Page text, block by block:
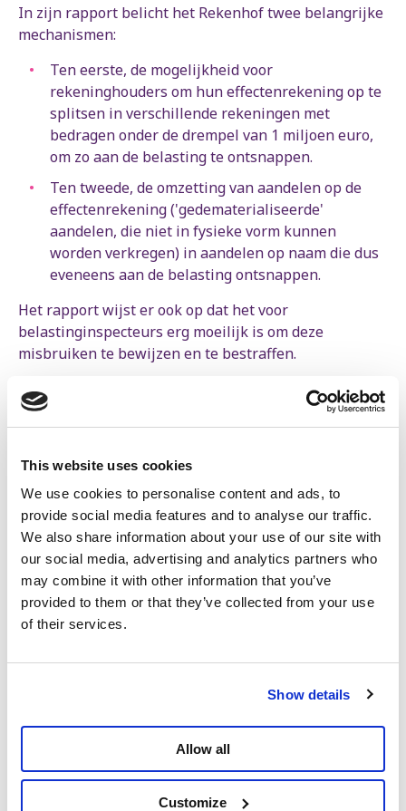
This website uses cookies
We use cookies to personalise content and ads, to
provide social media features and to analyse our traffic.
We also share information about your use of our site with
our social media, advertising and analytics partners who
may combine it with other information that you’ve
provided to them or that they’ve collected from your use
of their services.
Show details
Allow all
Customize
In zijn rapport belicht het Rekenhof twee belangrijke
mechanismen:
Ten eerste, de mogelijkheid voor
rekeninghouders om hun effectenrekening op te
splitsen in verschillende rekeningen met
bedragen onder de drempel van 1 miljoen euro,
om zo aan de belasting te ontsnappen.
Ten tweede, de omzetting van aandelen op de
effectenrekening ('gedematerialiseerde'
aandelen, die niet in fysieke vorm kunnen
worden verkregen) in aandelen op naam die dus
eveneens aan de belasting ontsnappen.
Het rapport wijst er ook op dat het voor
belastinginspecteurs erg moeilijk is om deze
misbruiken te bewijzen en te bestraffen.
Het Rekenhof wijst er ten slotte op dat de opbrengst
van de belasting elk jaar daalt: van 470 miljoen euro
voor de periode februari tot september 2021 naar 395
volgens voorlopige cijfers nog verder dalen: 362
miljoen euro. Dit komt neer op een totale
vermindering van meer dan 20% over drie jaar.
Ondanks het feit dat, volgens de beschikbare
indicatoren, de rijkdom van de zeer rijken en de
financiële rijkdom in het algemeen de afgelopen jaren
zijn toegenomen.
daalt de opbrengst van de belasting die de Vivaldi-
regering zogezegd heeft ingevoerd om de breedste
begin gewezen op het gebrek aan ambitie en de
ondoeltreffendheid van deze taks. Vandaag geeft het
Rekenhof ons gelijk”, zegt Peter Mertens,
volksvertegenwoordiger en algemeen secretaris van